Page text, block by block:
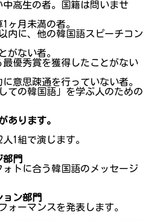
中高生の者。国籍は問いませ
ヶ月未満の者。
内に、他の韓国語スピーチコン
ない者。
最優秀賞を獲得したことがない
意思疎通を行っていない者。
の韓国語」を学ぶ人のための
ります。
組で演じます。
部門
に合う韓国語のメッセージ
ョン部門
マンスを発表します。